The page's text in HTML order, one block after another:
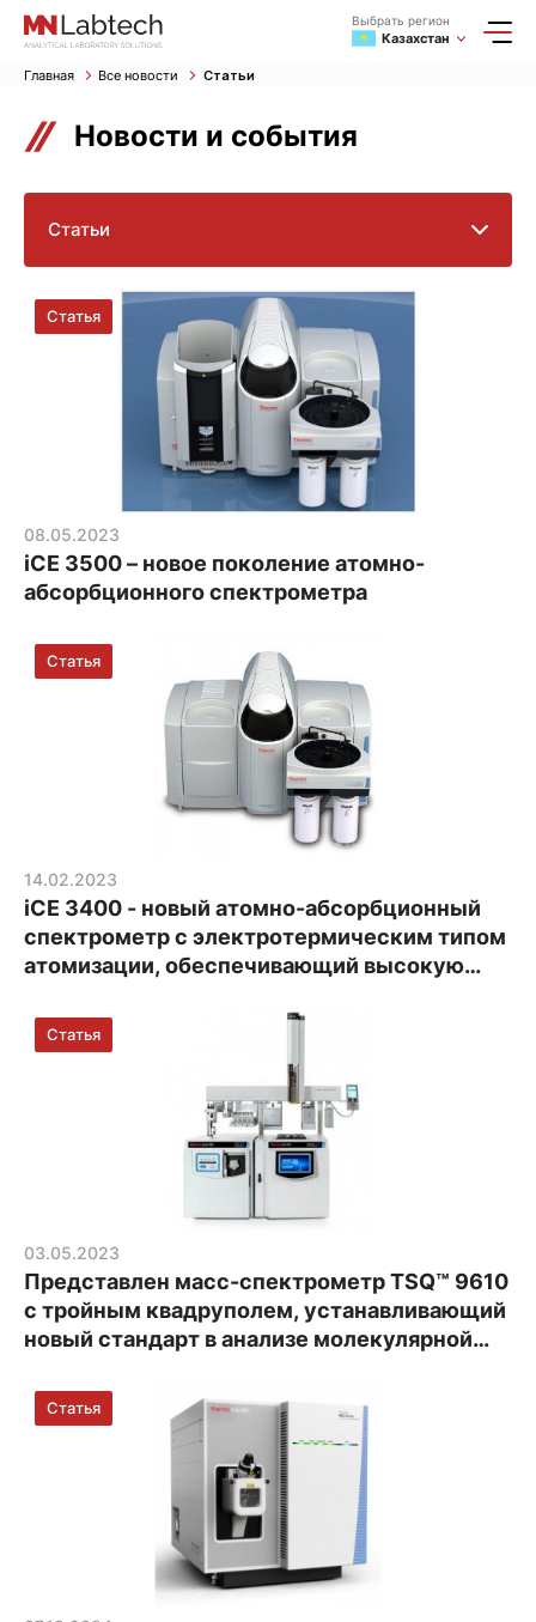
Выбрать регион
Казахстан
Главная Все новости Статьи
Новости и события
Статьи
08.05.2023
iCE 3500 – новое поколение атомно-
абсорбционного спектрометра
14.02.2023
iCE 3400 - новый атомно-абсорбционный
спектрометр с электротермическим типом
атомизации, обеспечивающий высокую
03.05.2023
Представлен масс-спектрометр TSQ™ 9610
с тройным квадруполем, устанавливающий
новый стандарт в анализе молекулярной